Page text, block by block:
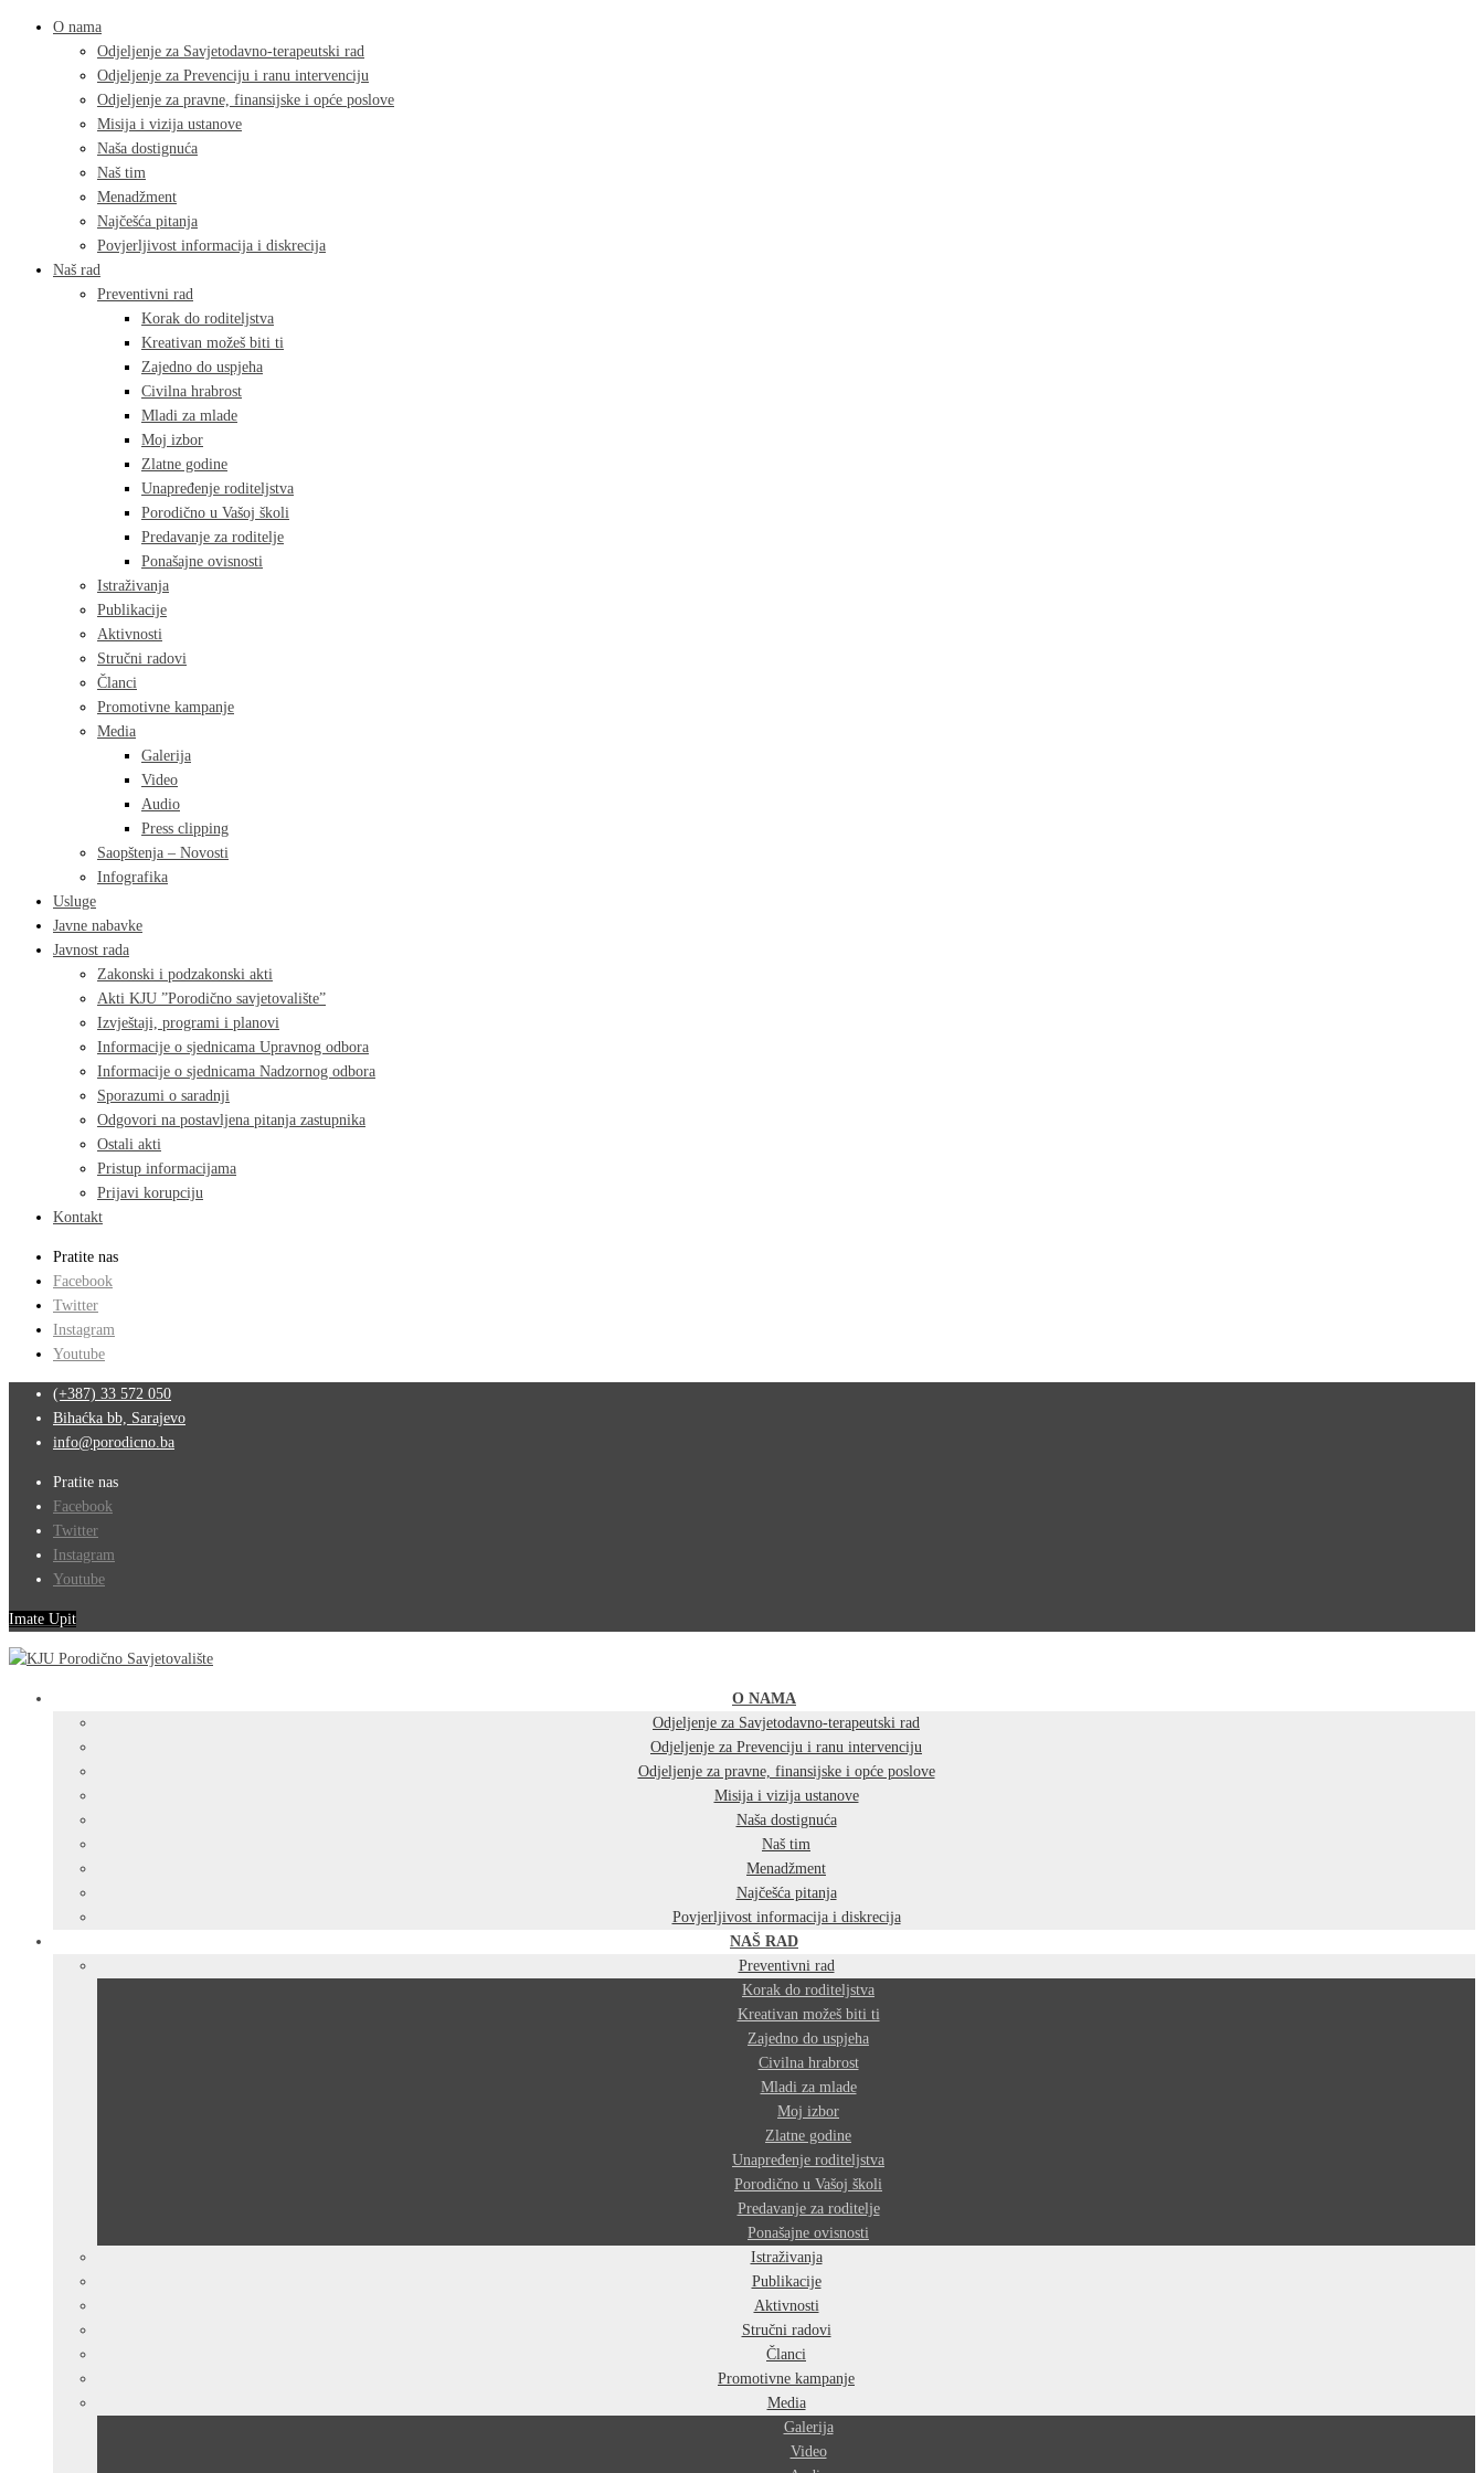
O nama
Odjeljenje za Savjetodavno-terapeutski rad
Odjeljenje za Prevenciju i ranu intervenciju
Odjeljenje za pravne, finansijske i opće poslove
Misija i vizija ustanove
Naša dostignuća
Naš tim
Menadžment
Najčešća pitanja
Povjerljivost informacija i diskrecija
Naš rad
Preventivni rad
Korak do roditeljstva
Kreativan možeš biti ti
Zajedno do uspjeha
Civilna hrabrost
Mladi za mlade
Moj izbor
Zlatne godine
Unapređenje roditeljstva
Porodično u Vašoj školi
Predavanje za roditelje
Ponašajne ovisnosti
Istraživanja
Publikacije
Aktivnosti
Stručni radovi
Članci
Promotivne kampanje
Media
Galerija
Video
Audio
Press clipping
Saopštenja – Novosti
Infografika
Usluge
Javne nabavke
Javnost rada
Zakonski i podzakonski akti
Akti KJU ”Porodično savjetovalište”
Izvještaji, programi i planovi
Informacije o sjednicama Upravnog odbora
Informacije o sjednicama Nadzornog odbora
Sporazumi o saradnji
Odgovori na postavljena pitanja zastupnika
Ostali akti
Pristup informacijama
Prijavi korupciju
Kontakt
Pratite nas
Facebook
Twitter
Instagram
Youtube
(+387) 33 572 050
Bihaćka bb, Sarajevo
info@porodicno.ba
Pratite nas
Facebook
Twitter
Instagram
Youtube
Imate Upit
O NAMA
Odjeljenje za Savjetodavno-terapeutski rad
Odjeljenje za Prevenciju i ranu intervenciju
Odjeljenje za pravne, finansijske i opće poslove
Misija i vizija ustanove
Naša dostignuća
Naš tim
Menadžment
Najčešća pitanja
Povjerljivost informacija i diskrecija
NAŠ RAD
Preventivni rad
Korak do roditeljstva
Kreativan možeš biti ti
Zajedno do uspjeha
Civilna hrabrost
Mladi za mlade
Moj izbor
Zlatne godine
Unapređenje roditeljstva
Porodično u Vašoj školi
Predavanje za roditelje
Ponašajne ovisnosti
Istraživanja
Publikacije
Aktivnosti
Stručni radovi
Članci
Promotivne kampanje
Media
Galerija
Video